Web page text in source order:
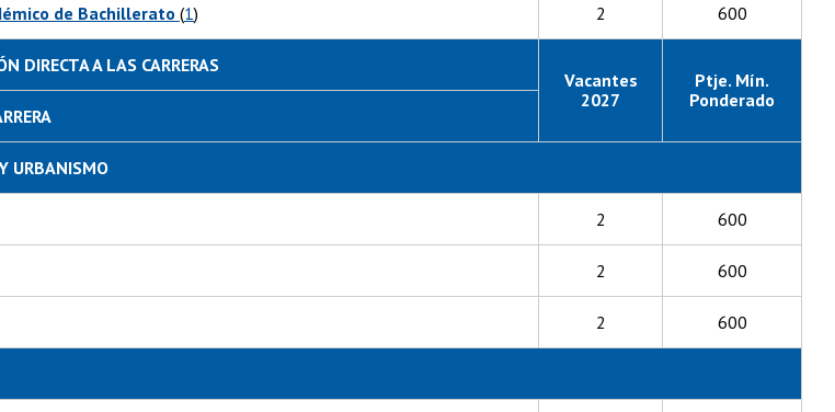
de Bachillerato (1) 2 600
DIRECTA A LAS CARRERAS
Vacantes
2027
Ptje. Mín.
Ponderado
URBANISMO
2 600
2 600
2 600